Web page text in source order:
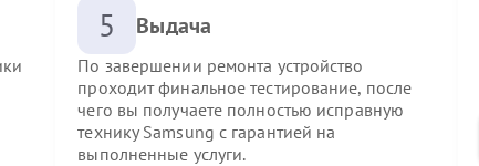
5 Выдача
По завершении ремонта устройство
проходит финальное тестирование, после
чего вы получаете полностью исправную
технику Samsung с гарантией на
выполненные услуги.